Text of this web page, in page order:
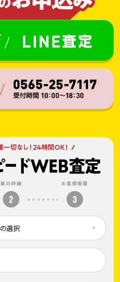
車の詳細
2
お客様情報
3